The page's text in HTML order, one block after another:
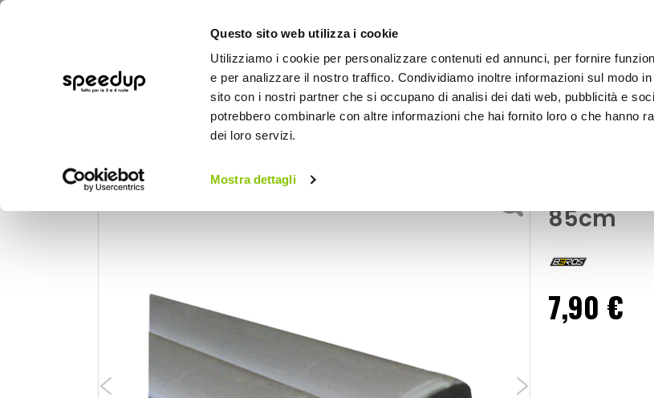
Questo sito web utilizza i cookie
Utilizziamo i cookie per personalizzare contenuti ed annunci, per fornire
e per analizzare il nostro traffico. Condividiamo inoltre informazioni sul modo
sito con i nostri partner che si occupano di analisi dei dati web, pubblicità e
potrebbero combinarle con altre informazioni che hai fornito loro o che hanno
dei loro servizi.
Mostra dettagli
BICI OUTDOOR
Home
85cm
7,90 €